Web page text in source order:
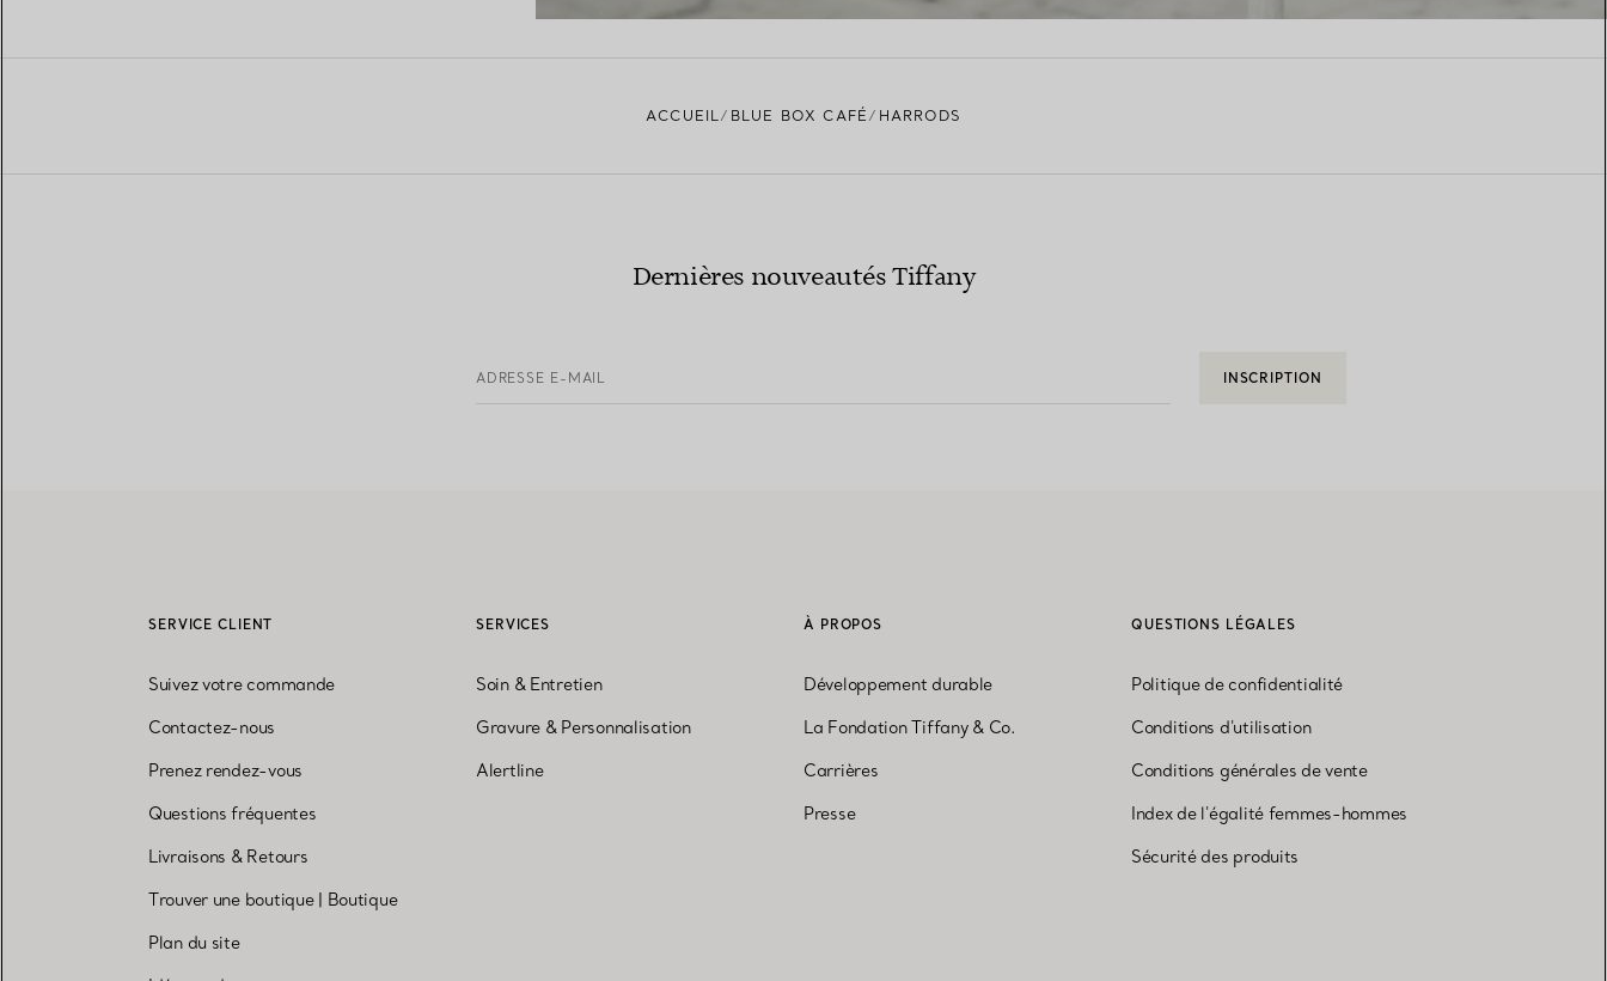
ACCUEIL BLUE BOX CAFÉ HARRODS
Dernières nouveautés Tiffany
ADRESSE E-MAIL INSCRIPTION
SERVICE CLIENT
Suivez votre commande
Contactez-nous
Prenez rendez-vous
Questions fréquentes
Livraisons & Retours
Trouver une boutique| Boutique
Plan du site
SERVICES
Soin & Entretien
Gravure & Personnalisation
Alertline
À PROPOS
Développement durable
La Fondation Tiffany & Co.
Carrières
Presse
QUESTIONS LÉGALES
Politique de confidentialité
Conditions d'utilisation
Conditions générales de vente
Index de l'égalité femmes-hommes
Sécurité des produits